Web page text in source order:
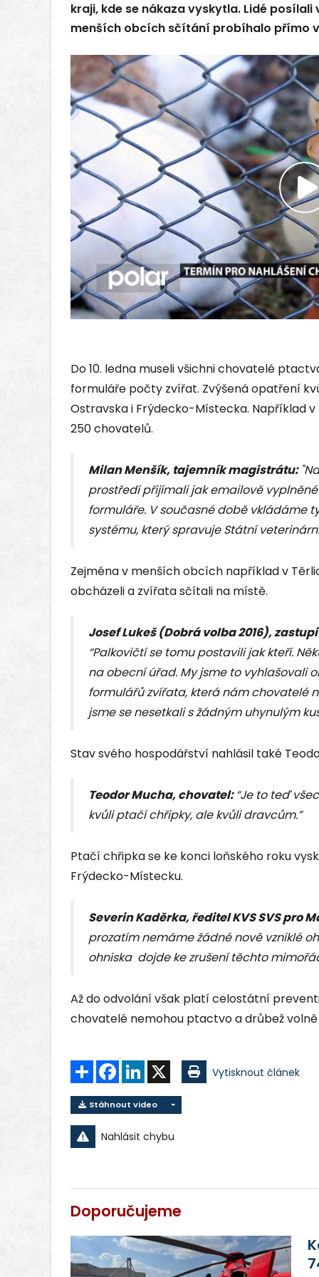
kraji, kde se nákaza vyskytla. Lidé
menších obcích sčítání probíhalo přímo
Do 10. ledna museli všichni chovatelé
formuláře počty zvířat. Zvýšená opatření
Ostravska i Frýdecko-Místecka. Například
250 chovatelů.
Milan Menšík, tajemník magistrátu:
prostředí přijímali jak emailově
formuláře. V současné době vkládáme
systému, který spravuje Státní
Zejména v menších obcích například v
obcházeli a zvířata sčítali na místě.
Josef Lukeš (Dobrá volba 2016),
“Palkovičtí se tomu postavili jak kteří.
na obecní úřad. My jsme to vyhlašovali
formulářů zvířata, která nám chovatelé
jsme se nesetkali s žádným uhynulým
Stav svého hospodářství nahlásil také
Teodor Mucha, chovatel:“Je to teď
kvůli ptačí chřipky, ale kvůli dravcům.”
Ptačí chřipka se ke konci loňského roku
Frýdecko-Místecku.
Severin Kaděrka, ředitel KVS SVS pro
prozatím nemáme žádné nově vzniklé
ohniska dojde ke zrušení těchto
Až do odvolání však platí celostátní
chovatelé nemohou ptactvo a drůbež
Sdílet FacebookLinkedIn Vytisknout článek
Stáhnout video
Nahlásit chybu
Doporučujeme